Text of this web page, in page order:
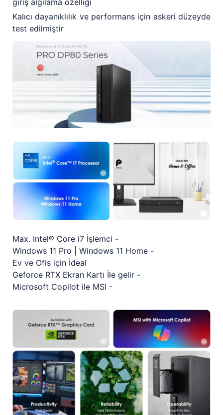
giriş algılama özelliği
Kalıcı dayanıklılık ve performans için askeri düzeyde
test edilmiştir
Max. Intel® Core i7 İşlemci -
Windows 11 Pro | Windows 11 Home -
Ev ve Ofis için İdeal
Geforce RTX Ekran Kartı İle gelir -
Microsoft Copilot ile MSI -